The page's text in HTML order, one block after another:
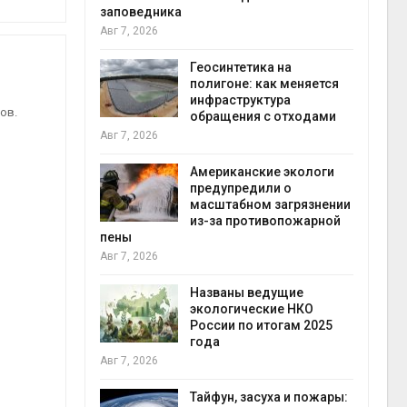
Волги и
заповедника
Авг 7, 2026
Геосинтетика на
полигоне: как меняется
инфраструктура
обращения с отходами
Авг 7, 2026
Американские экологи
предупредили о
масштабном загрязнении
из-за противопожарной
пены
Авг 7, 2026
Названы ведущие
экологические НКО
России по итогам 2025
года
Авг 7, 2026
Тайфун, засуха и пожары: